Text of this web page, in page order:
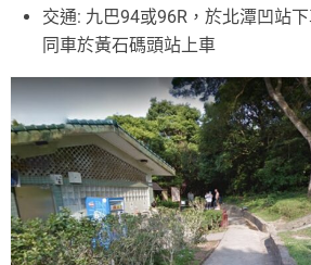
交通: 九巴94或96R，於北潭凹站
同車於黃石碼頭站上車